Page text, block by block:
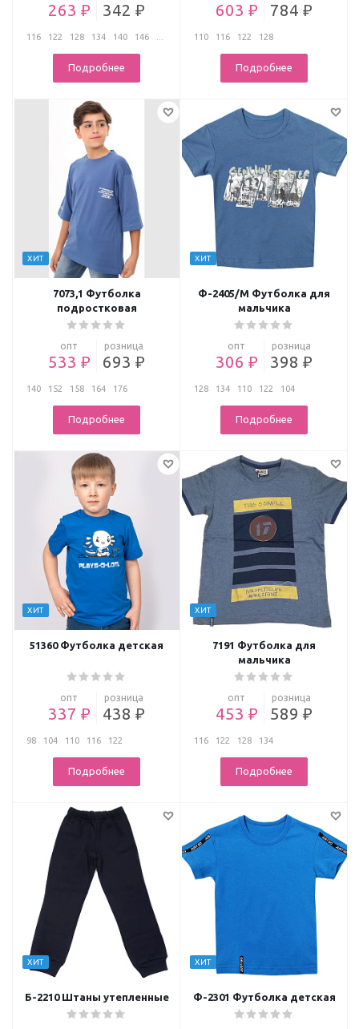
263 ₽ 342 ₽
116 122 128 134 140 146
Подробнее
603 ₽ 784 ₽
110 116 122 128
Подробнее
ХИТ
7073,1 Футболка
подростковая
опт
533 ₽
розница
693 ₽
140 152 158 164 176
Подробнее
ХИТ
Ф-2405/М Футболка для
мальчика
опт
306 ₽
розница
398 ₽
128 134 110 122 104
Подробнее
ХИТ
51360 Футболка детская
опт
337 ₽
розница
438 ₽
98 104 110 116 122
Подробнее
ХИТ
7191 Футболка для
мальчика
опт
453 ₽
розница
589 ₽
116 122 128 134
Подробнее
ХИТ
Б-2210 Штаны утепленные
ХИТ
Ф-2301 Футболка детская